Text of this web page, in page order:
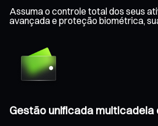
Assuma o controle total dos seus
avançada e proteção biométrica,
Gestão unificada multicadeia